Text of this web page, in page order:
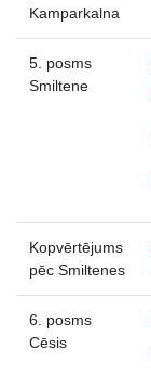
Kamparkalna
5. posms
Smiltene
Kopvērtējums
pēc Smiltenes
6. posms
Cēsis